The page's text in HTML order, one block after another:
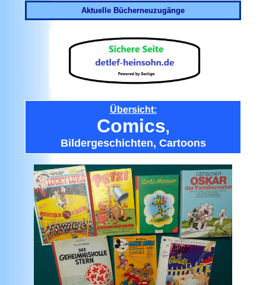
Aktuelle Bücherneuzugänge
Übersicht:
Comics,
Bildergeschichten, Cartoons